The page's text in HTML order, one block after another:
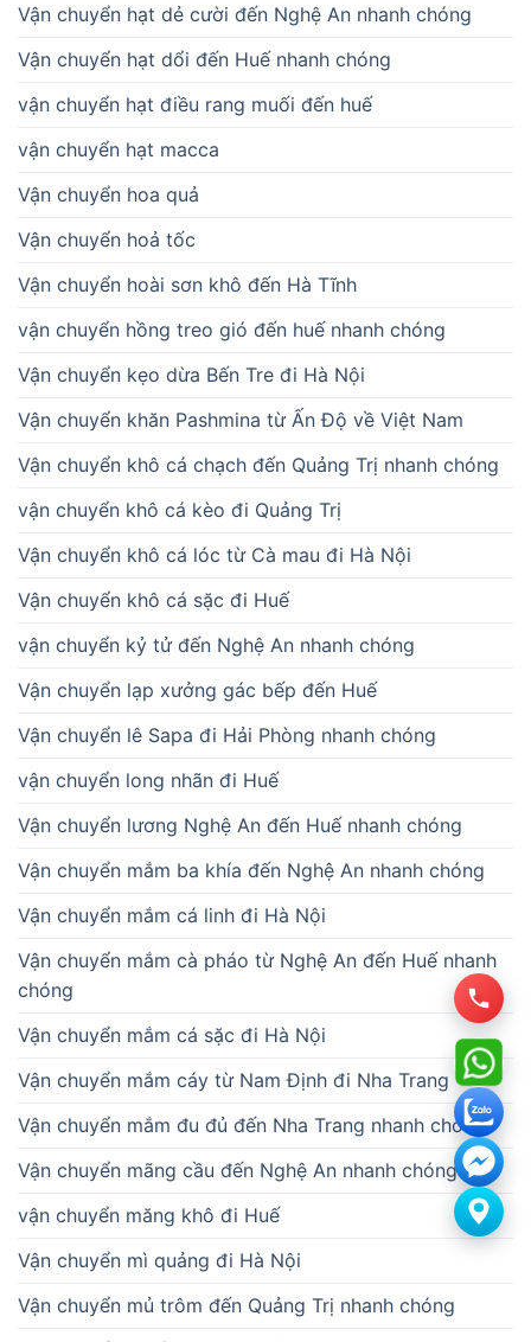
Vận chuyển hạt dẻ cười đến Nghệ An nhanh chóng
Vận chuyển hạt dổi đến Huế nhanh chóng
vận chuyển hạt điều rang muối đến huế
vận chuyển hạt macca
Vận chuyển hoa quả
Vận chuyển hoả tốc
Vận chuyển hoài sơn khô đến Hà Tĩnh
vận chuyển hồng treo gió đến huế nhanh chóng
Vận chuyển kẹo dừa Bến Tre đi Hà Nội
Vận chuyển khăn Pashmina từ Ấn Độ về Việt Nam
Vận chuyển khô cá chạch đến Quảng Trị nhanh chóng
vận chuyển khô cá kèo đi Quảng Trị
Vận chuyển khô cá lóc từ Cà mau đi Hà Nội
Vận chuyển khô cá sặc đi Huế
vận chuyển kỷ tử đến Nghệ An nhanh chóng
Vận chuyển lạp xưởng gác bếp đến Huế
Vận chuyển lê Sapa đi Hải Phòng nhanh chóng
vận chuyển long nhãn đi Huế
Vận chuyển lương Nghệ An đến Huế nhanh chóng
Vận chuyển mắm ba khía đến Nghệ An nhanh chóng
Vận chuyển mắm cá linh đi Hà Nội
Vận chuyển mắm cà pháo từ Nghệ An đến Huế nhanh
chóng
Vận chuyển mắm cá sặc đi Hà Nội
Vận chuyển mắm cáy từ Nam Định đi Nha Trang
Vận chuyển mắm đu đủ đến Nha Trang nhanh chóng
Vận chuyển mãng cầu đến Nghệ An nhanh chóng
vận chuyển măng khô đi Huế
Vận chuyển mì quảng đi Hà Nội
Vận chuyển mủ trôm đến Quảng Trị nhanh chóng